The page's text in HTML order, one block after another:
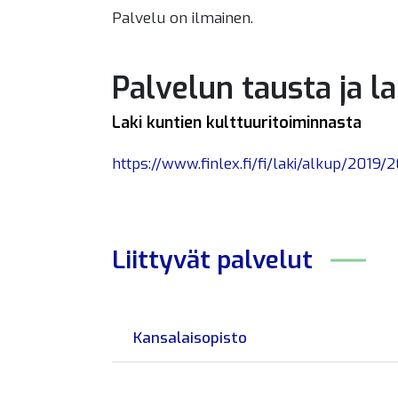
Palvelu on ilmainen.
Palvelun tausta ja
Laki kuntien kulttuuritoiminnasta
https://www.finlex.fi/fi/laki/alkup/2019/
Liittyvät palvelut
Kansalaisopisto